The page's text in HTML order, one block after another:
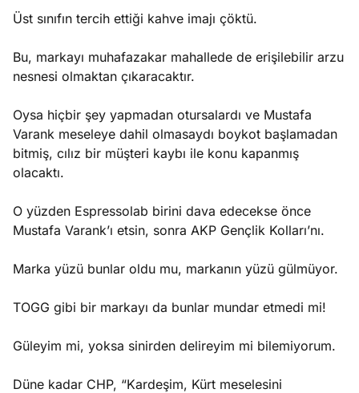
Üst sınıfın tercih ettiği kahve imajı çöktü.
Bu, markayı muhafazakar mahallede de erişilebilir arzu
nesnesi olmaktan çıkaracaktır.
Oysa hiçbir şey yapmadan otursalardı ve Mustafa
Varank meseleye dahil olmasaydı boykot başlamadan
bitmiş, cılız bir müşteri kaybı ile konu kapanmış
olacaktı.
O yüzden Espressolab birini dava edecekse önce
Mustafa Varank’ı etsin, sonra AKP Gençlik Kolları’nı.
Marka yüzü bunlar oldu mu, markanın yüzü gülmüyor.
TOGG gibi bir markayı da bunlar mundar etmedi mi!
Güleyim mi, yoksa sinirden delireyim mi bilemiyorum.
Düne kadar CHP, “Kardeşim, Kürt meselesini